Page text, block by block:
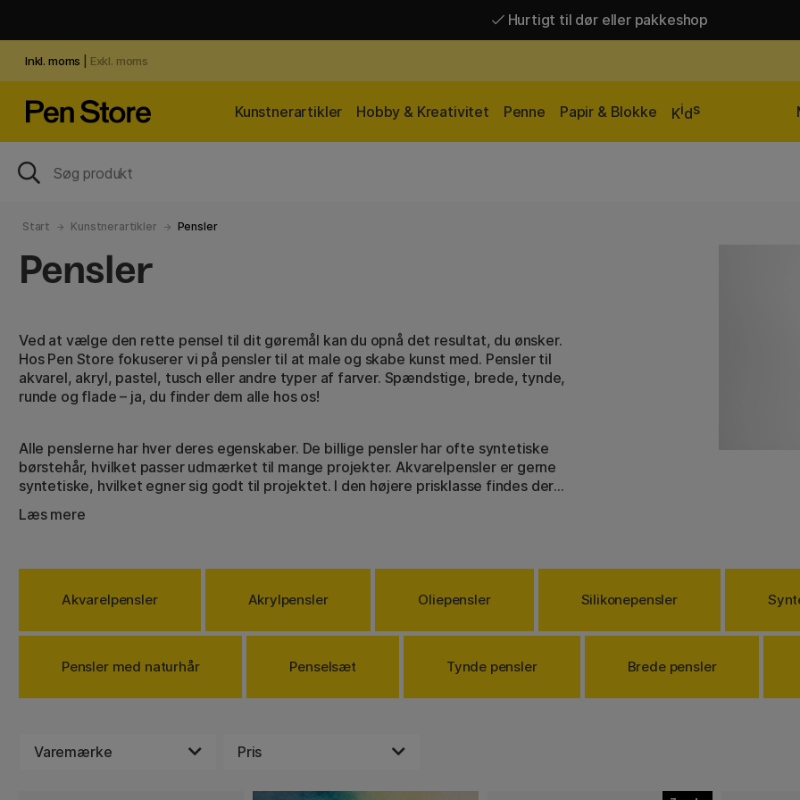
Hurtigt til dør eller pakkeshop
Inkl. moms Exkl. moms
Kunstnerartikler Hobby & Kreativitet Penne Papir & Blokke Kids
Start Kunstnerartikler Pensler
Pensler
Ved at vælge den rette pensel til dit gøremål kan du opnå det resultat, du ønsker.
Hos Pen Store fokuserer vi på pensler til at male og skabe kunst med. Pensler til
akvarel, akryl, pastel, tusch eller andre typer af farver. Spændstige, brede, tynde,
runde og flade– ja, du finder dem alle hos os!
Alle penslerne har hver deres egenskaber. De billige pensler har ofte syntetiske
børstehår, hvilket passer udmærket til mange projekter. Akvarelpensler er gerne
syntetiske, hvilket egner sig godt til projektet. I den højere prisklasse findes der
mårhårspensler, som er meget mere spændstige og holder farven i penslen til en
grad, som andre pensler ikke kan. Andre varianter er gedehårspensler og
enklere og prisvenlige varianter. Selv her er der rigtig gode syntetiske pensler med
have et udvalg af lidt forskellige størrelser og former. Pensler skal anvendes.
Læs mere
Akvarelpensler Akrylpensler Oliepensler Silikonepensler
Pensler med naturhår Penselsæt Tynde pensler Brede pensler
Varemærke Pris